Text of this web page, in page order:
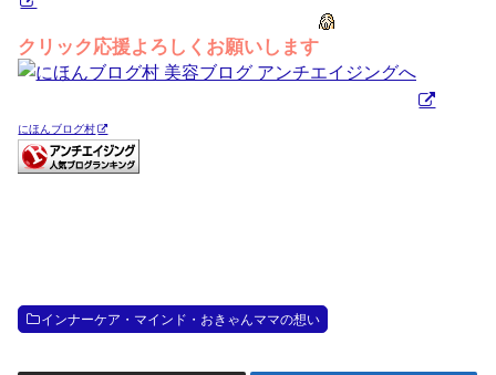
クリック応援よろしくお願いします
にほんブログ村
インナーケア・マインド・おきゃんママの想い